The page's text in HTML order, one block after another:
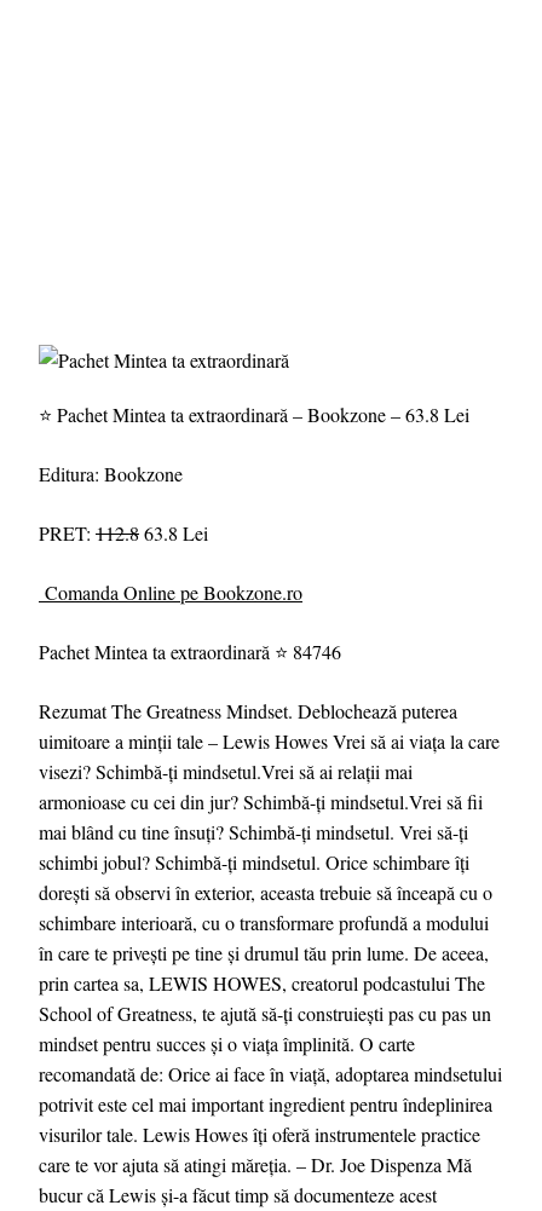
⭐ Pachet Mintea ta extraordinară – Bookzone – 63.8 Lei
Editura: Bookzone
PRET: 112.863.8 Lei
Comanda Online pe Bookzone.ro
Pachet Mintea ta extraordinară ⭐ 84746
Rezumat The Greatness Mindset. Deblochează puterea
uimitoare a minții tale – Lewis Howes Vrei să ai viața la care
visezi? Schimbă-ți mindsetul.Vrei să ai relații mai
armonioase cu cei din jur? Schimbă-ți mindsetul.Vrei să fii
mai blând cu tine însuți? Schimbă-ți mindsetul. Vrei să-ți
schimbi jobul? Schimbă-ți mindsetul. Orice schimbare îți
dorești să observi în exterior, aceasta trebuie să înceapă cu o
schimbare interioară, cu o transformare profundă a modului
în care te privești pe tine și drumul tău prin lume. De aceea,
prin cartea sa, LEWIS HOWES, creatorul podcastului The
School of Greatness, te ajută să-ți construiești pas cu pas un
mindset pentru succes și o viața împlinită. O carte
recomandată de: Orice ai face în viață, adoptarea mindsetului
potrivit este cel mai important ingredient pentru îndeplinirea
visurilor tale. Lewis Howes îți oferă instrumentele practice
care te vor ajuta să atingi măreția. – Dr. Joe Dispenza Mă
bucur că Lewis și-a făcut timp să documenteze acest